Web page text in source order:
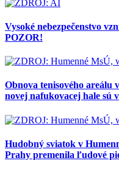
Vysoké nebezpečenstvo
POZOR!
Obnova tenisového areálu
novej nafukovacej hale sú
Hudobný sviatok v
Prahy premenila ľudové